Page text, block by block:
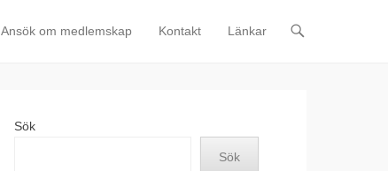
Ansök om medlemskap Kontakt Länkar
Sök
Sök